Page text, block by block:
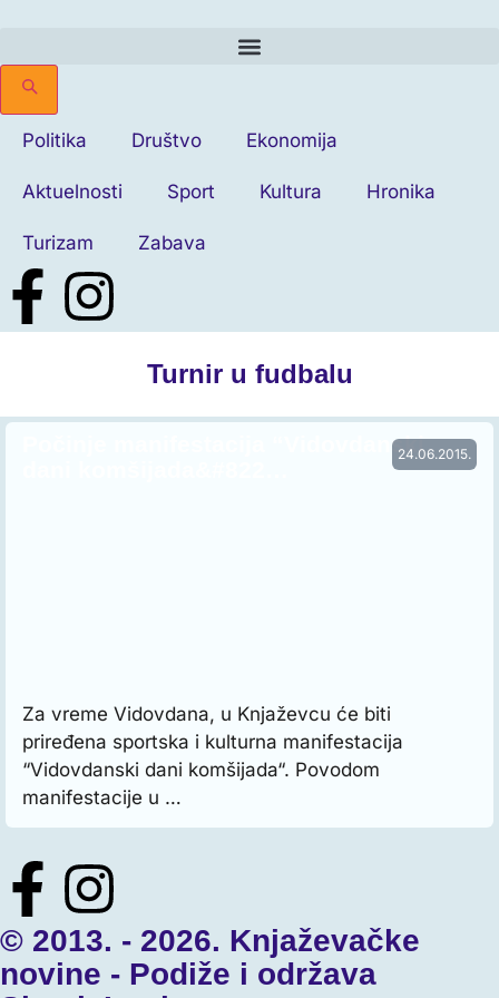
Politika Društvo Ekonomija
Aktuelnosti Sport Kultura Hronika
Turizam Zabava
Turnir u fudbalu
24.06.2015.
Počinje manifestacija “Vidovdanski
Za vreme Vidovdana, u Knjaževcu će biti
priređena sportska i kulturna manifestacija
“Vidovdanski dani komšijada“. Povodom
manifestacije u …
© 2013. - 2026. Knjaževačke
novine - Podiže i održava